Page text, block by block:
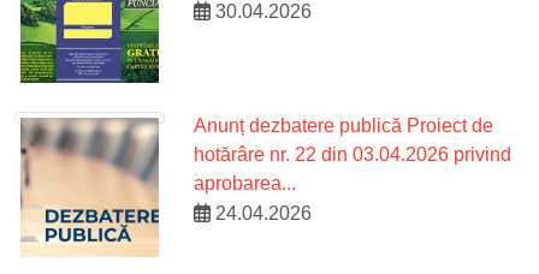
30.04.2026
Anunț dezbatere publică Proiect de
hotărâre nr. 22 din 03.04.2026 privind
aprobarea...
24.04.2026